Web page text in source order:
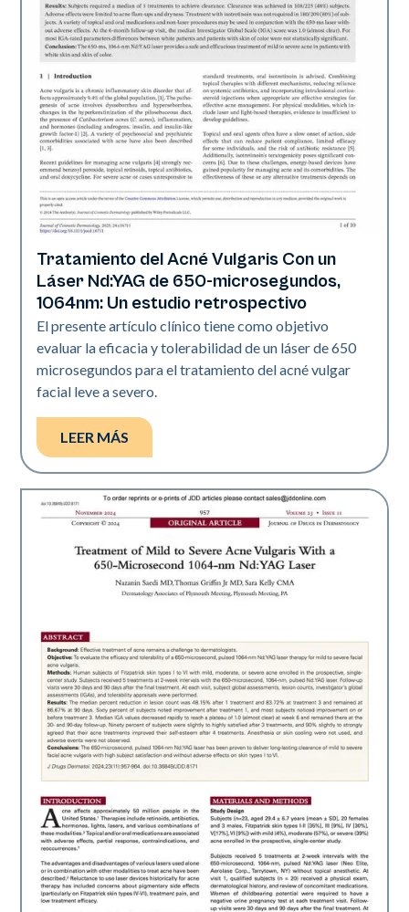
Acné
Tratamiento del Acné Vulgaris Con un
Láser Nd:YAG de 650-microsegundos,
1064nm: Un estudio retrospectivo
El presente artículo clínico tiene como objetivo
evaluar la eficacia y tolerabilidad de un láser de 650
microsegundos para el tratamiento del acné vulgar
facial leve a severo.
LEER MÁS